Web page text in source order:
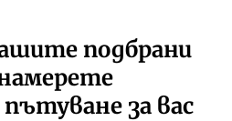
подбрани
за вас